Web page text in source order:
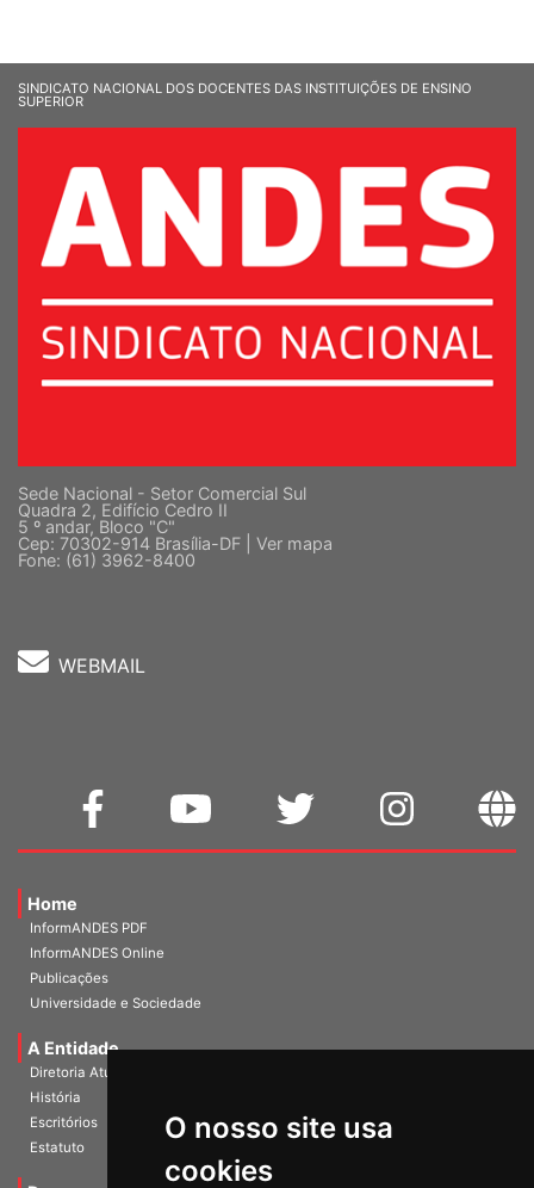
O nosso site usa
cookies
SINDICATO NACIONAL DOS DOCENTES DAS INSTITUIÇÕES DE ENSINO
SUPERIOR
Sede Nacional - Setor Comercial Sul
Quadra 2, Edifício Cedro II
5 º andar, Bloco "C"
Cep: 70302-914 Brasília-DF | Ver mapa
Fone: (61) 3962-8400
WEBMAIL
Home
InformANDES PDF
InformANDES Online
Publicações
Universidade e Sociedade
A Entidade
Diretoria Atual
História
Escritórios
Estatuto